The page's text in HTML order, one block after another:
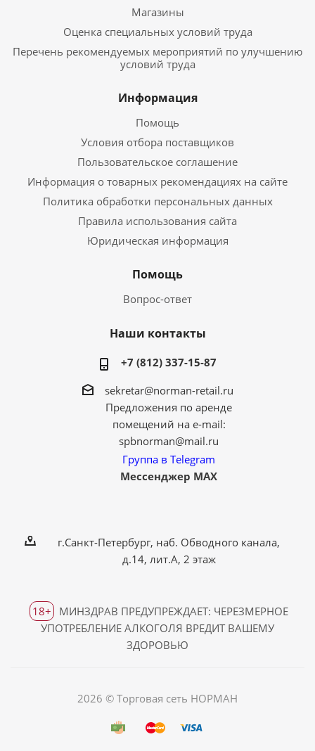
Магазины
Оценка специальных условий труда
Перечень рекомендуемых мероприятий по улучшению
условий труда
Информация
Помощь
Условия отбора поставщиков
Пользовательское соглашение
Информация о товарных рекомендациях на сайте
Политика обработки персональных данных
Правила использования сайта
Юридическая информация
Помощь
Вопрос-ответ
Наши контакты
+7 (812) 337-15-87
sekretar@norman-retail.ru
Предложения по аренде
помещений на e-mail:
spbnorman@mail.ru
Группа в Telegram
Мессенджер MAX
г.Санкт-Петербург, наб. Обводного канала,
д.14, лит.А, 2 этаж
18+
МИНЗДРАВ ПРЕДУПРЕЖДАЕТ: ЧЕРЕЗМЕРНОЕ
УПОТРЕБЛЕНИЕ АЛКОГОЛЯ ВРЕДИТ ВАШЕМУ
ЗДОРОВЬЮ
2026 © Торговая сеть НОРМАН